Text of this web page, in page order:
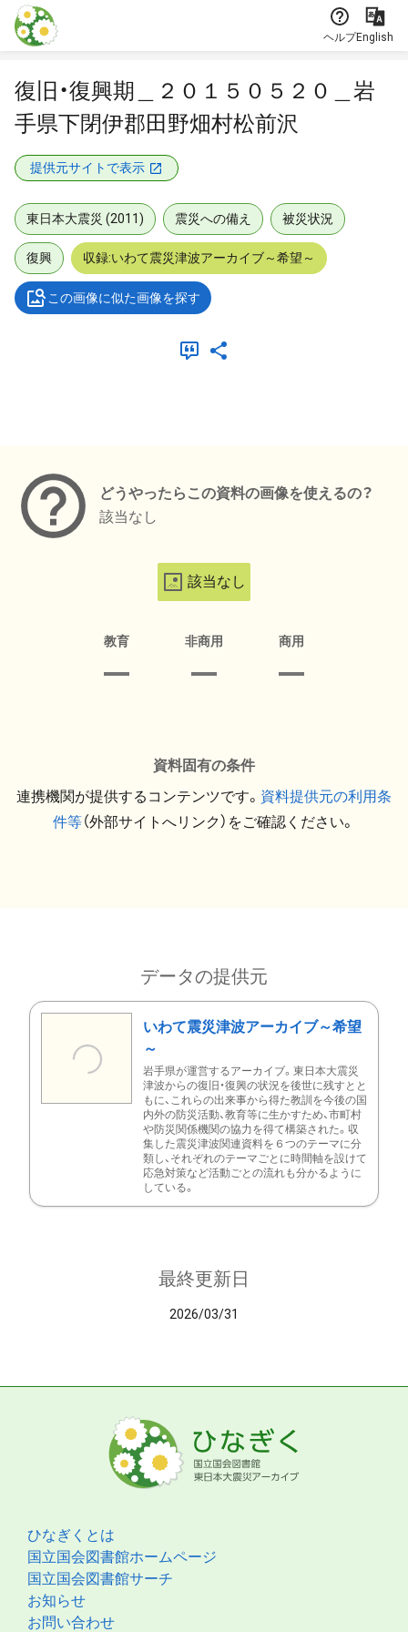
本文に飛ぶ
ヘルプEnglish
復旧・復興期＿２０１５０５２０＿岩
手県下閉伊郡田野畑村松前沢
提供元サイトで表示
東日本大震災 (2011) 震災への備え 被災状況
復興 収録:いわて震災津波アーカイブ～希望～
この画像に似た画像を探す
どうやったらこの資料の画像を使えるの？
該当なし
該当なし
教育 非商用 商用
資料固有の条件
連携機関が提供するコンテンツです。 資料提供元の利用条
件等（外部サイトへリンク）をご確認ください。
データの提供元
いわて震災津波アーカイブ～希望
～
岩手県が運営するアーカイブ。東日本大震災
津波からの復旧・復興の状況を後世に残すとと
もに、これらの出来事から得た教訓を今後の国
内外の防災活動、教育等に生かすため、市町村
や防災関係機関の協力を得て構築された。収
集した震災津波関連資料を６つのテーマに分
類し、それぞれのテーマごとに時間軸を設けて
応急対策など活動ごとの流れも分かるように
している。
最終更新日
2026/03/31
ひなぎくとは
国立国会図書館ホームページ
国立国会図書館サーチ
お知らせ
お問い合わせ